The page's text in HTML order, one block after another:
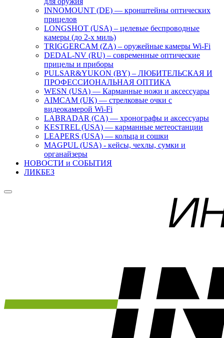
INNOMOUNT (DE) — кронштейны оптических
прицелов
LONGSHOT (USA) – целевые беспроводные
камеры (до 2-х миль)
TRIGGERCAM (ZA) – оружейные камеры Wi-Fi
DEDAL-NV (RU) – современные оптические
прицелы и приборы
PULSAR&YUKON (BY) – ЛЮБИТЕЛЬСКАЯ И
ПРОФЕССИОНАЛЬНАЯ ОПТИКА
WESN (USA) — Карманные ножи и аксессуары
AIMCAM (UK) — стрелковые очки с
видеокамерой Wi-Fi
LABRADAR (CA) — хронографы и аксессуары
KESTREL (USA) — карманные метеостанции
LEAPERS (USA) — кольца и сошки
MAGPUL (USA) - кейсы, чехлы, сумки и
органайзеры
НОВОСТИ и СОБЫТИЯ
ЛИКБЕЗ